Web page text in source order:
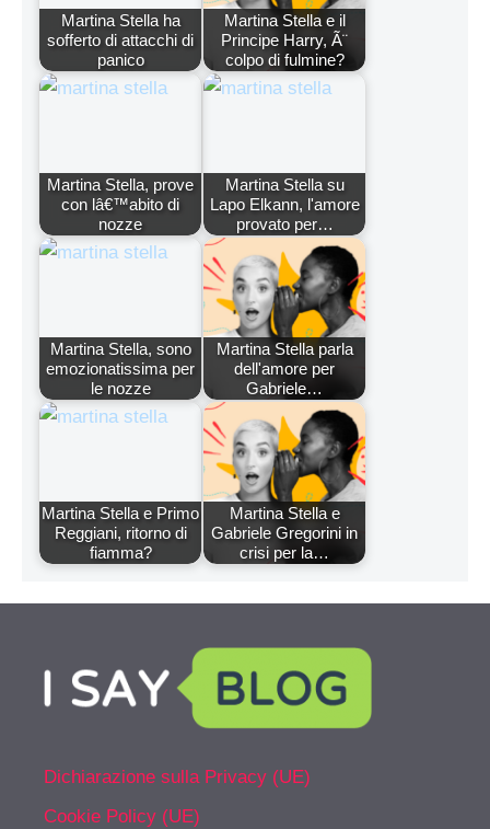
Martina Stella ha
sofferto di attacchi di
panico
Martina Stella e il
Principe Harry, Ã¨
colpo di fulmine?
Martina Stella, prove
con lâ€™abito di
nozze
Martina Stella su
Lapo Elkann, l'amore
provato per…
Martina Stella, sono
emozionatissima per
le nozze
Martina Stella parla
dell'amore per
Gabriele…
Martina Stella e Primo
Reggiani, ritorno di
fiamma?
Martina Stella e
Gabriele Gregorini in
crisi per la…
Dichiarazione sulla Privacy (UE)
Cookie Policy (UE)